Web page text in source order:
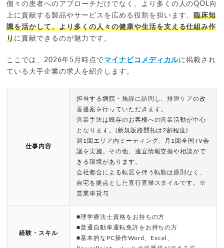
個々の患者へのアプローチだけでなく、より多くの人のQOL向
上に貢献する製品やサービスを広める役割を担います。臨床知
識を活かして、より多くの人々の健康や生活を支える仕組み作
りに貢献できるのが魅力です。
ここでは、2026年5月時点でマイナビコメディカルに掲載され
ている大手企業の求人を紹介します。
仕事内容
担当する病院・施設に訪問し、排泄ケアの改
善提案を行っていただきます。
営業手法は既存のお客様への営業活動が中心
となります。(新規販路開拓は2割程度)
週1回エリア内ミーティング、月1回全国TV会
議を実施。その他、適宜情報交換や相談がで
きる環境があります。
会社都合による転居を伴う転勤は原則なく、
自宅を拠点とした直行直帰スタイルです。※
営業車貸与
経験・スキル
■理学療法士資格をお持ちの方
■普通自動車運転免許をお持ちの方
■基本的なPC操作Word、Excel、